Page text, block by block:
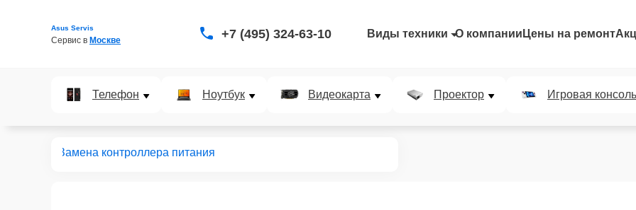
Asus Servis
Сервис в Москве +7 (495) 324-63-10 Виды техники О компании Цены на ремонт
Телефон Ноутбук Видеокарта Проектор Игровая консоль
Замена контроллера питания